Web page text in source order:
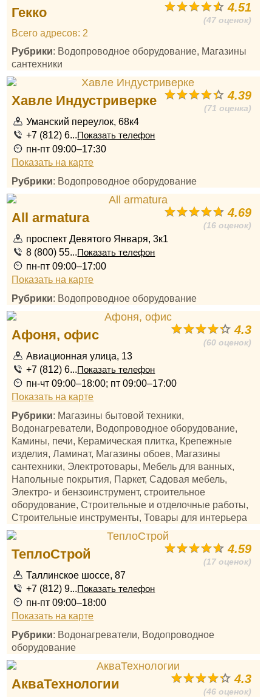
4.51
(47 оценок)
Гекко
Всего адресов: 2
Рубрики: Водопроводное оборудование, Магазины
сантехники
4.39
(71 оценка)
Хавле Индустриверке
Уманский переулок, 68к4
+7 (812) 6...Показать телефон
пн-пт 09:00–17:30
Показать на карте
Рубрики: Водопроводное оборудование
4.69
(16 оценок)
All armatura
проспект Девятого Января, 3к1
8 (800) 55...Показать телефон
пн-пт 09:00–17:00
Показать на карте
Рубрики: Водопроводное оборудование
4.3
(60 оценок)
Афоня, офис
Авиационная улица, 13
+7 (812) 6...Показать телефон
пн-чт 09:00–18:00; пт 09:00–17:00
Показать на карте
Рубрики: Магазины бытовой техники,
Водонагреватели, Водопроводное оборудование,
Камины, печи, Керамическая плитка, Крепежные
изделия, Ламинат, Магазины обоев, Магазины
сантехники, Электротовары, Мебель для ванных,
Напольные покрытия, Паркет, Садовая мебель,
Электро- и бензоинструмент, строительное
оборудование, Строительные и отделочные работы,
Строительные инструменты, Товары для интерьера
4.59
(17 оценок)
ТеплоСтрой
Таллинское шоссе, 87
+7 (812) 9...Показать телефон
пн-пт 09:00–18:00
Показать на карте
Рубрики: Водонагреватели, Водопроводное
оборудование
4.3
(46 оценок)
АкваТехнологии